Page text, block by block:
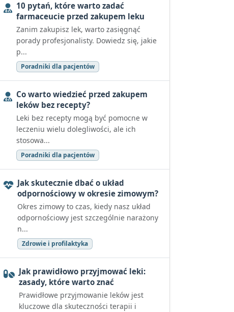
10 pytań, które warto zadać
farmaceucie przed zakupem leku
Zanim zakupisz lek, warto zasięgnąć
porady profesjonalisty. Dowiedz się, jakie
p...
Poradniki dla pacjentów
Co warto wiedzieć przed zakupem
leków bez recepty?
Leki bez recepty mogą być pomocne w
leczeniu wielu dolegliwości, ale ich
stosowa...
Poradniki dla pacjentów
Jak skutecznie dbać o układ
odpornościowy w okresie zimowym?
Okres zimowy to czas, kiedy nasz układ
odpornościowy jest szczególnie narażony
n...
Zdrowie i profilaktyka
Jak prawidłowo przyjmować leki:
zasady, które warto znać
Prawidłowe przyjmowanie leków jest
kluczowe dla skuteczności terapii i